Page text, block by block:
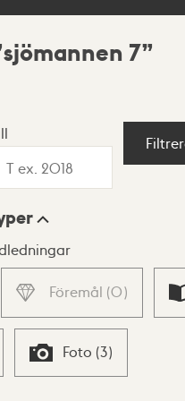
sjömannen 7
Föremål (0)
Foto (3)